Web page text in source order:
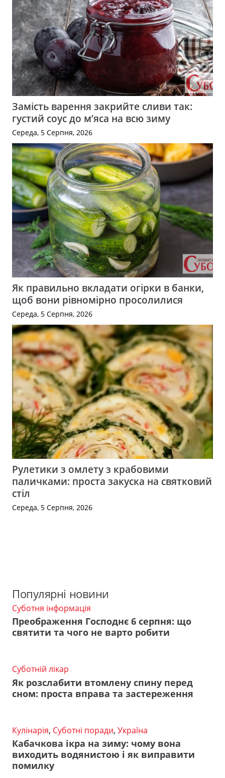
Замість варення закрийте сливи так:
густий соус до м’яса на всю зиму
Середа, 5 Серпня, 2026
Як правильно вкладати огірки в банки,
щоб вони рівномірно просолилися
Середа, 5 Серпня, 2026
Рулетики з омлету з крабовими
паличками: проста закуска на святковий
стіл
Середа, 5 Серпня, 2026
Популярні новини
Суботня інформація
Преображення Господнє 6 серпня: що
святити та чого не варто робити
Суботній лікар
Як розслабити втомлену спину перед
сном: проста вправа та застереження
Кулінарія, Суботні поради, Україна
Кабачкова ікра на зиму: чому вона
виходить водянистою і як виправити
помилку